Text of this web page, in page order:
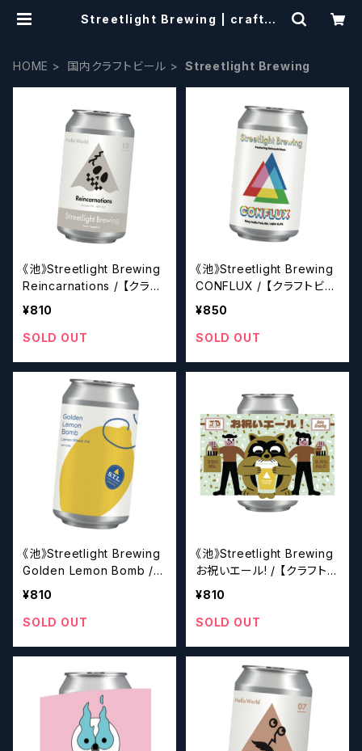
Streetlight Brewing | craftbe
HOME 国内クラフトビール Streetlight Brewing
《池》Streetlight Brewing
Reincarnations / 【クラフ
トビール】
¥810
SOLD OUT
《池》Streetlight Brewing
CONFLUX / 【クラフトビー
ル】
¥850
SOLD OUT
《池》Streetlight Brewing
Golden Lemon Bomb /
【クラフトビール】
¥810
SOLD OUT
《池》Streetlight Brewing
お祝いエール! / 【クラフトビ
ール】
¥810
SOLD OUT